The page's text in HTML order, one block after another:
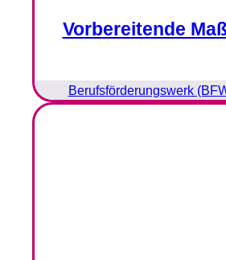
Vorbereitende
Berufsförderungswerk